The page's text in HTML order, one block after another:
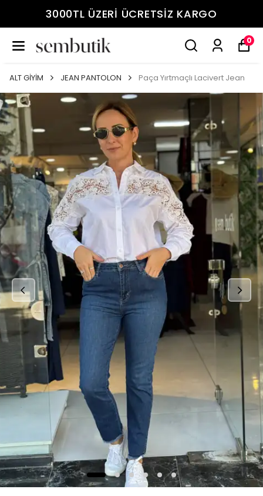
3000TL ÜZERİ ÜCRETSİZ KARGO
0
ALT GİYİM JEAN PANTOLON Paça Yırtmaçlı Lacivert Jean